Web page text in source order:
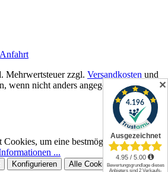
Mehrwertsteuer zzgl. Versandkosten und
wenn nicht anders angegeben.
Cookies, um eine bestmögliche Erfahrung
...
Konfigurieren Alle Cookies akzeptieren
✕